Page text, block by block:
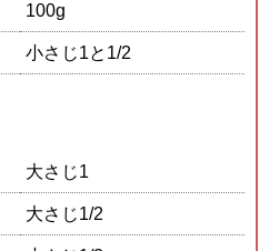
100g
小さじ1と1/2
大さじ1
大さじ1/2